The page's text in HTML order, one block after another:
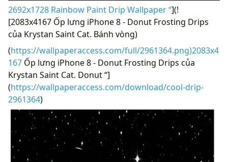
2692x1728 Rainbow Paint Drip Wallpaper “](!
[2083x4167 Ốp lưng iPhone 8 - Donut Frosting Drips
của Krystan Saint Cat. Bánh vòng)
(https://wallpaperaccess.com/full/2961364.png)2083x4
167 Ốp lưng iPhone 8 - Donut Frosting Drips của
Krystan Saint Cat. Donut “]
(https://wallpaperaccess.com/download/cool-drip-
2961364)